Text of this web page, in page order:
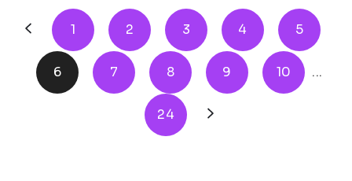
1 2 3 4 5
6 7 8 9 10 ...
24